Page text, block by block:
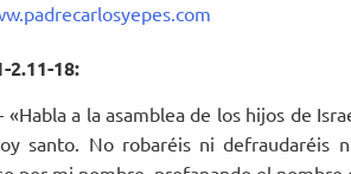
18:
«Habla a la asamblea de los hijos de
santo. No robaréis ni defraudaréis